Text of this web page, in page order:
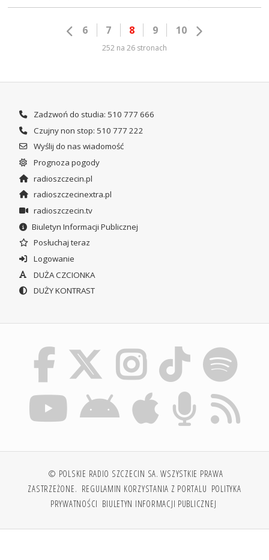
6 7 8 9 10
252 na 26 stronach
Zadzwoń do studia: 510 777 666
Czujny non stop: 510 777 222
Wyślij do nas wiadomość
Prognoza pogody
radioszczecin.pl
radioszczecinextra.pl
radioszczecin.tv
Biuletyn Informacji Publicznej
Posłuchaj teraz
Logowanie
DUŻA CZCIONKA
DUŻY KONTRAST
© POLSKIE RADIO SZCZECIN SA. WSZYSTKIE PRAWA
ZASTRZEŻONE. REGULAMIN KORZYSTANIA Z PORTALU POLITYKA
PRYWATNOŚCI BIULETYN INFORMACJI PUBLICZNEJ